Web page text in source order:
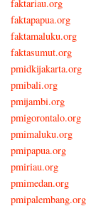
faktariau.org
faktapapua.org
faktamaluku.org
faktasumut.org
pmidkijakarta.org
pmibali.org
pmijambi.org
pmigorontalo.org
pmimaluku.org
pmipapua.org
pmiriau.org
pmimedan.org
pmipalembang.org